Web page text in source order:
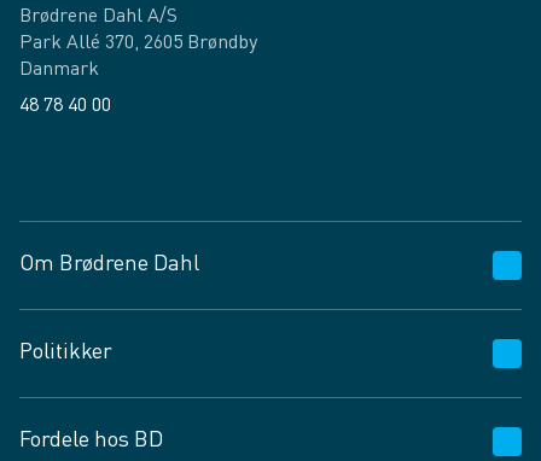
Brødrene Dahl A/S
Park Allé 370, 2605 Brøndby
Danmark
48 78 40 00
Om Brødrene Dahl
Vagttelefon 30 10 89 89
Spørgsmål og svar
Job og karriere
Politikker
Privatlivspolitik
Fordele hos BD